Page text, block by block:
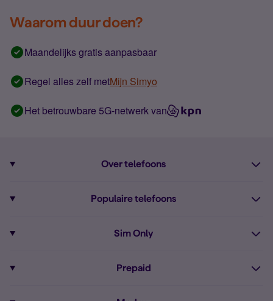
Waarom duur doen?
Maandelijks gratis aanpasbaar
Regel alles zelf metMijn Simyo
Het betrouwbare 5G-netwerk van
Over telefoons
Alle telefoons
Populaire telefoons
iPhone 16
Sim Only
Prepaid